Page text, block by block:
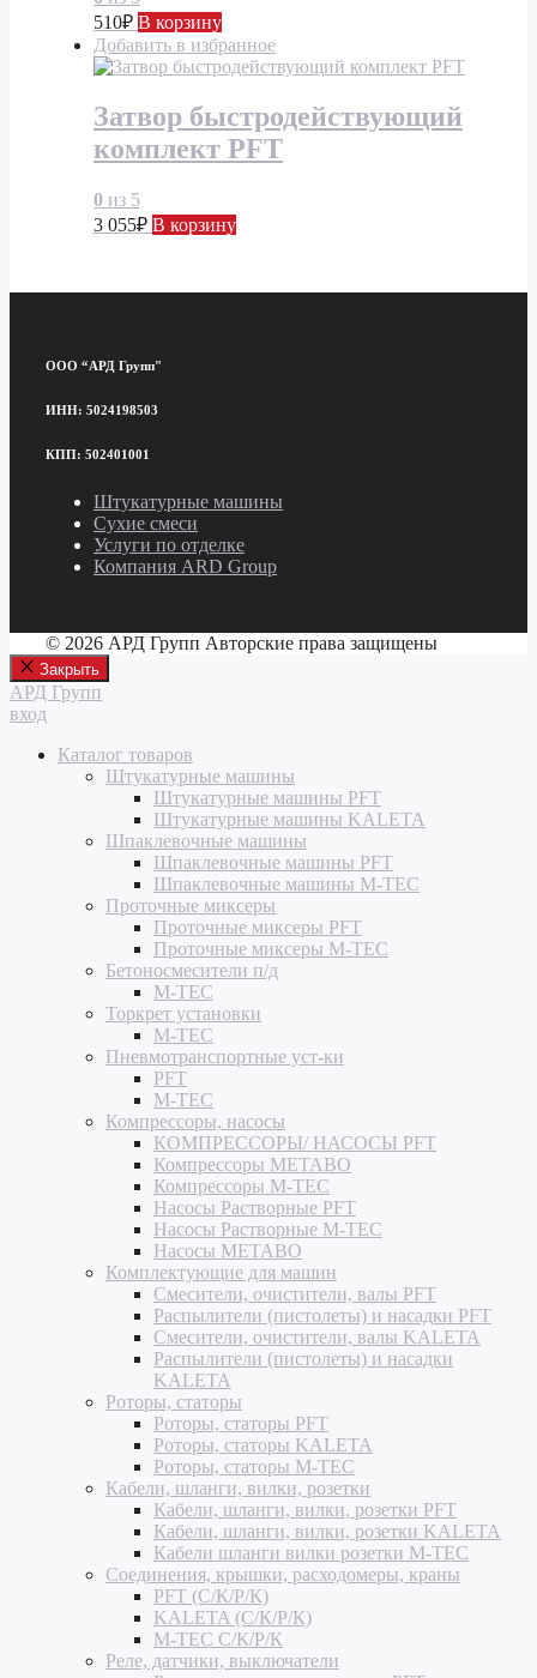
510₽ В корзину
Добавить в избранное
Затвор быстродействующий
комплект PFT
0 из 5
3 055₽ В корзину
ООО “АРД Групп"
ИНН: 5024198503
КПП: 502401001
Штукатурные машины
Сухие смеси
Услуги по отделке
Компания ARD Group
© 2026 АРД Групп Авторские права защищены
Закрыть
АРД Групп
вход
Каталог товаров
Штукатурные машины
Штукатурные машины PFT
Штукатурные машины KALETA
Шпаклевочные машины
Шпаклевочные машины PFT
Шпаклевочные машины M-TEC
Проточные миксеры
Проточные миксеры PFT
Проточные миксеры M-TEC
Бетоносмесители п/д
M-TEC
Торкрет установки
M-TEC
Пневмотранспортные уст-ки
PFT
M-TEC
Компрессоры, насосы
КОМПРЕССОРЫ/ НАСОСЫ PFT
Компрессоры METABO
Компрессоры M-TEC
Насосы Растворные PFT
Насосы Растворные M-TEC
Насосы METABO
Комплектующие для машин
Смесители, очистители, валы PFT
Распылители (пистолеты) и насадки PFT
Смесители, очистители, валы KALETA
Распылители (пистолеты) и насадки
KALETA
Роторы, статоры
Роторы, статоры PFT
Роторы, статоры KALETA
Роторы, статоры M-TEC
Кабели, шланги, вилки, розетки
Кабели, шланги, вилки, розетки PFT
Кабели, шланги, вилки, розетки KALETA
Кабели шланги вилки розетки M-TEC
Соединения, крышки, расходомеры, краны
PFT (С/К/Р/К)
KALETA (С/К/Р/К)
M-TEC С/К/Р/К
Реле, датчики, выключатели